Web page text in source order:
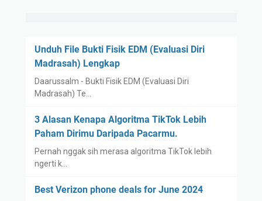
Unduh File Bukti Fisik EDM (Evaluasi Diri
Madrasah) Lengkap
Daarussalm - Bukti Fisik EDM (Evaluasi Diri
Madrasah) Te…
3 Alasan Kenapa Algoritma TikTok Lebih
Paham Dirimu Daripada Pacarmu.
Pernah nggak sih merasa algoritma TikTok lebih
ngerti k…
Best Verizon phone deals for June 2024